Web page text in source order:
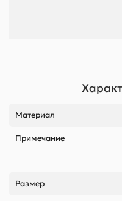
Материал
Примечание
Размер